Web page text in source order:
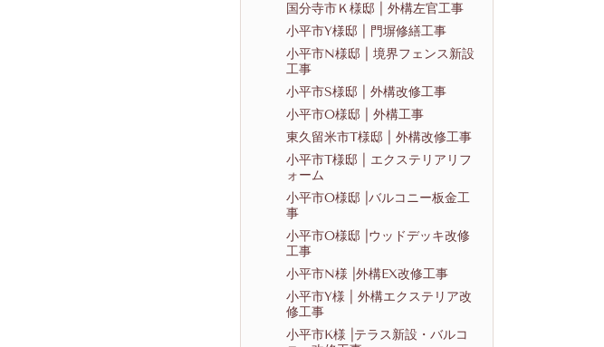
国分寺市Ｋ様邸 | 外構左官工事
小平市Y様邸 | 門塀修繕工事
小平市N様邸 | 境界フェンス新設
工事
小平市S様邸 | 外構改修工事
小平市O様邸 | 外構工事
東久留米市T様邸 | 外構改修工事
小平市T様邸 | エクステリアリフ
ォーム
小平市O様邸 |バルコニー板金工
事
小平市O様邸 |ウッドデッキ改修
工事
小平市N様 |外構EX改修工事
小平市Y様 | 外構エクステリア改
修工事
小平市K様 |テラス新設・バルコ